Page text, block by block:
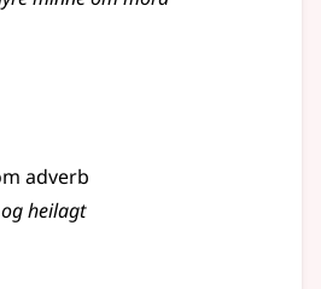
adverb
heilagt